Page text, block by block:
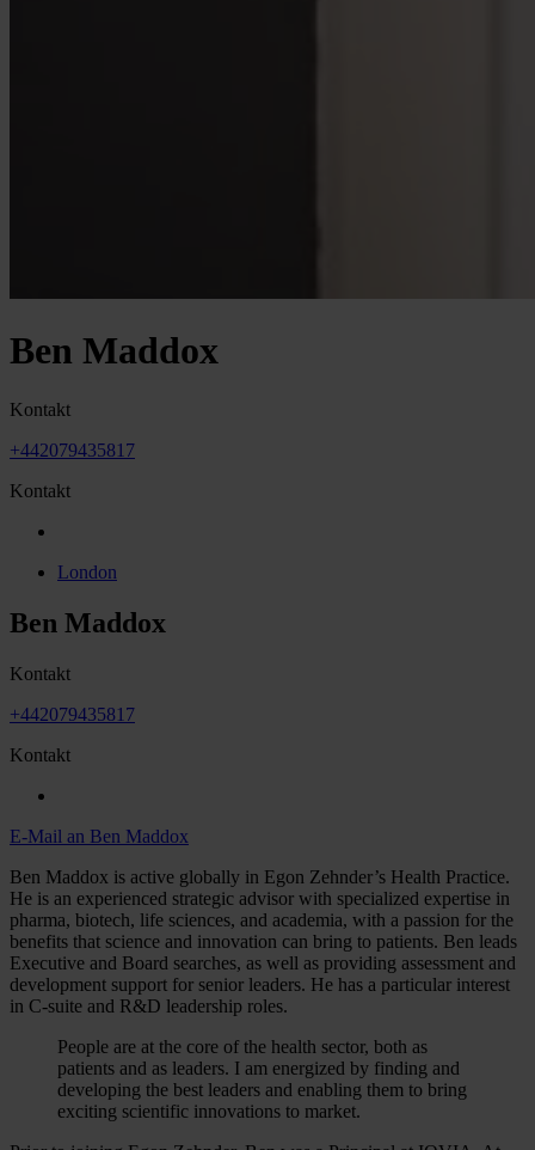
Ben Maddox
Kontakt
+442079435817
Kontakt
London
Ben Maddox
Kontakt
+442079435817
Kontakt
E-Mail an Ben Maddox
Ben Maddox is active globally in Egon Zehnder’s Health Practice.
He is an experienced strategic advisor with specialized expertise in
pharma, biotech, life sciences, and academia, with a passion for the
benefits that science and innovation can bring to patients. Ben leads
Executive and Board searches, as well as providing assessment and
development support for senior leaders. He has a particular interest
in C-suite and R&D leadership roles.
People are at the core of the health sector, both as
patients and as leaders. I am energized by finding and
developing the best leaders and enabling them to bring
exciting scientific innovations to market.